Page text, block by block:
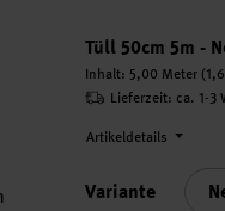
Tüll 50cm 5m -
Inhalt: 5,00 Meter
Lieferzeit: ca. 1-3
Artikeldetails
Variante